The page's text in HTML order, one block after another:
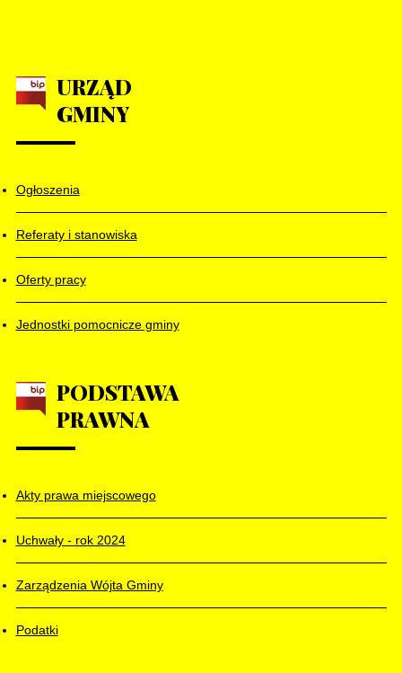
URZĄD
GMINY
Ogłoszenia
Referaty i stanowiska
Oferty pracy
Jednostki pomocnicze gminy
PODSTAWA
PRAWNA
Akty prawa miejscowego
Uchwały - rok 2024
Zarządzenia Wójta Gminy
Podatki